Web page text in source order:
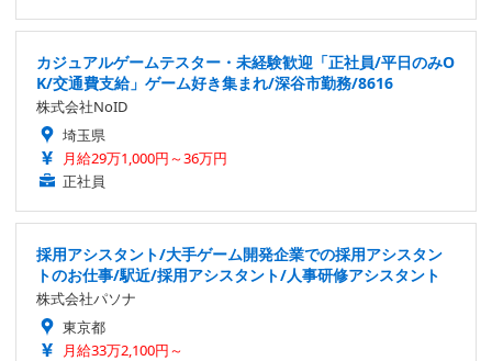
カジュアルゲームテスター・未経験歓迎「正社員/平日のみO
K/交通費支給」ゲーム好き集まれ/深谷市勤務/8616
株式会社NoID
埼玉県
月給29万1,000円～36万円
正社員
採用アシスタント/大手ゲーム開発企業での採用アシスタン
トのお仕事/駅近/採用アシスタント/人事研修アシスタント
株式会社パソナ
東京都
月給33万2,100円～